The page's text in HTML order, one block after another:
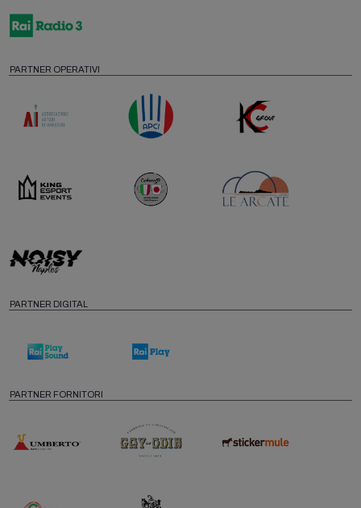
PARTNER OPERATIVI
PARTNER DIGITAL
PARTNER FORNITORI